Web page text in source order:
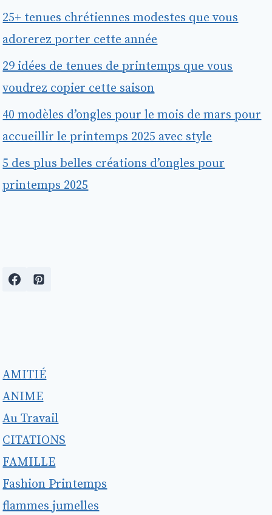
25+ tenues chrétiennes modestes que vous
adorerez porter cette année
29 idées de tenues de printemps que vous
voudrez copier cette saison
40 modèles d’ongles pour le mois de mars pour
accueillir le printemps 2025 avec style
5 des plus belles créations d’ongles pour
printemps 2025
AMITIÉ
ANIME
Au Travail
CITATIONS
FAMILLE
Fashion Printemps
flammes jumelles